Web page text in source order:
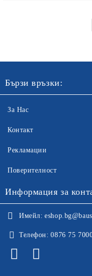
Бързи връзки:
За Нас
Контакт
Рекламации
Поверителност
Информация за
Имейл:
Телефон: 0876 75